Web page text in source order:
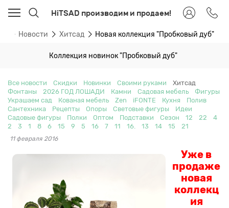
HiTSAD производим и продаем!
Новости Хитсад Новая коллекция "Пробковый дуб"
Коллекция новинок "Пробковый дуб"
Все новости Скидки Новинки Своими руками
Хитсад
Фонтаны
2026 ГОД ЛОШАДИ Камни Садовая мебель
Фигуры
Украшаем сад
Кованая мебель Zen iFONTE Кухня
Полив
Сантехника
Рецепты Опоры Световые фигуры
Идеи
Садовые фигуры
Полки Оптом Подставки Сезон 12 22
4
2
3 1 8 6 15 9 5 16 7 11 16. 13 14 15 21
11 февраля 2016
Уже в
продаже
новая
коллекц
ия